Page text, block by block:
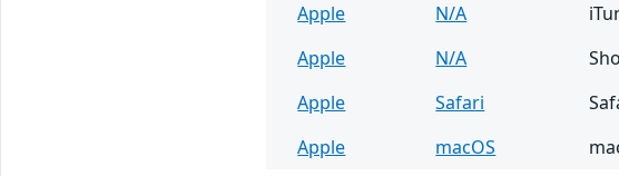
Apple
N/A
Apple
N/A
Apple
Safari
Apple
macOS